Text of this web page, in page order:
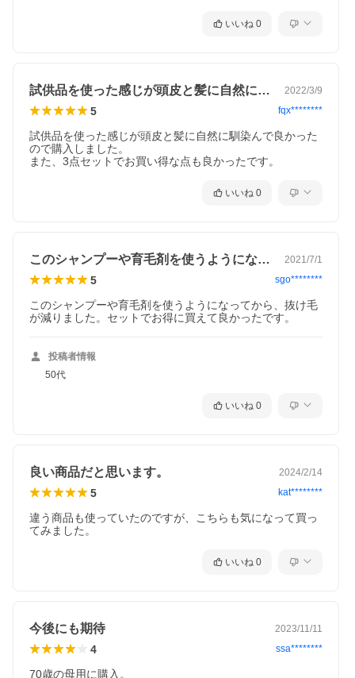
いいね 0
試供品を使った感じが頭皮と髪に自然に馴… 2022/3/9
5 fqx********
試供品を使った感じが頭皮と髪に自然に馴染んで良かった
ので購入しました。
いいね 0
このシャンプーや育毛剤を使うようになっ… 2021/7/1
5 sgo********
このシャンプーや育毛剤を使うようになってから、抜け毛
が減りました。セットでお得に買えて良かったです。
投稿者情報
50代
いいね 0
良い商品だと思います。 2024/2/14
5 kat********
違う商品も使っていたのですが、こちらも気になって買っ
てみました。
いいね 0
今後にも期待 2023/11/11
4 ssa********
70歳の母用に購入。